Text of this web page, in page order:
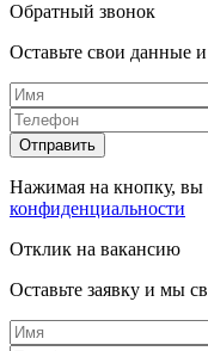
Обратный звонок
Оставьте свои данные
Отправить
Нажимая на кнопку, вы
конфиденциальности
Отклик на вакансию
Оставьте заявку и мы